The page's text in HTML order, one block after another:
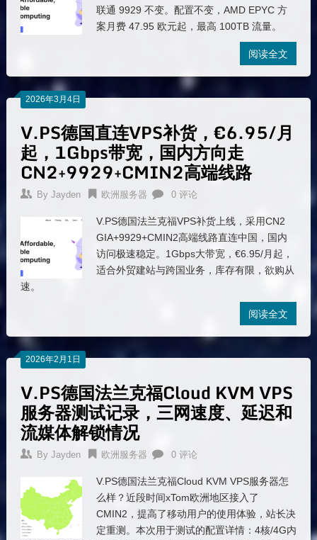
联通 9929 不变。配置不变，AMD EPYC 方
案月费 47.95 欧元起，最高 100TB 流量。
阅读全文
2026年3月4日
V.PS德国直连VPS补货，€6.95/月
起，1Gbps带宽，国内方向走
CN2+9929+CMIN2高端线路
By Jayden 欧洲服务器 0 评论
V.PS德国法兰克福VPS补货上线，采用CN2
GIA+9929+CMIN2高端线路直连中国，国内
访问极速稳定。1Gbps大带宽，€6.95/月起，
适合外贸建站与跨国业务，库存有限，欲购从
速。
阅读全文
2026年2月1日
V.PS德国法兰克福Cloud KVM VPS
服务器测试记录，三网速度、延迟和
流媒体解锁情况
By Jayden 欧洲服务器 0 评论
V.PS德国法兰克福Cloud KVM VPS服务器怎
么样？近段时间xTom欧洲地区接入了
CMIN2，提高了移动用户的使用体验，站长决
定重测。本次用于测试的配置详情：4核/4G内